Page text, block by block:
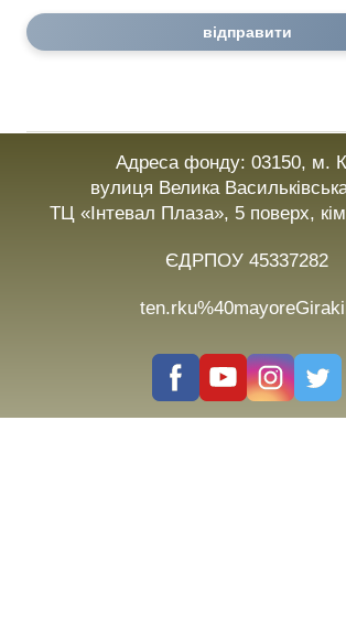
відправити
Адреса фонду: 03150, м.
вулиця Велика
ТЦ «Інтевал Плаза», 5 поверх,
ЄДРПОУ 45337282